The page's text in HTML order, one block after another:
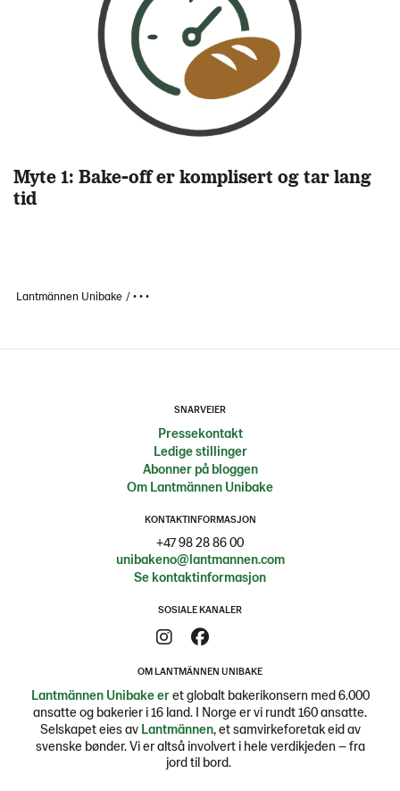
Myte 1: Bake-off er komplisert og tar lang
tid
Lantmännen Unibake • • •
SNARVEIER
Pressekontakt
Ledige stillinger
Abonner på bloggen
Om Lantmännen Unibake
KONTAKTINFORMASJON
+47 98 28 86 00
unibakeno@lantmannen.com
Se kontaktinformasjon
SOSIALE KANALER
OM LANTMÄNNEN UNIBAKE
Lantmännen Unibake eret globalt bakerikonsern med 6.000
ansatte og bakerier i 16 land. I Norge er vi rundt 160 ansatte.
Selskapet eies av Lantmännen, et samvirkeforetak eid av
svenske bønder. Vi er altså involvert i hele verdikjeden – fra
jord til bord.